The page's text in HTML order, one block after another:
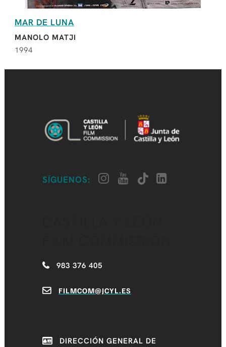
MAR DE LUNA
MANOLO MATJI
1994
SÍGUENOS:
983 376 405
FILMCOM@JCYL.ES
DIRECCIÓN GENERAL DE